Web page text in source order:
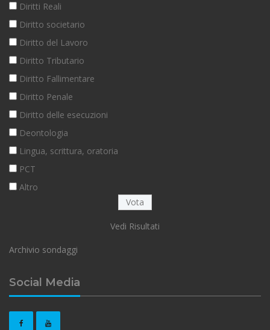
Diritti Reali
Diritto societario
Diritto del Lavoro
Diritto Tributario
Diritto Fallimentare
Diritto Penale
Diritto delle esecuzioni
Deontologia
Lingua, scrittura, oratoria
PCT
Altro
Vedi Risultati
Archivio sondaggi
Social Media